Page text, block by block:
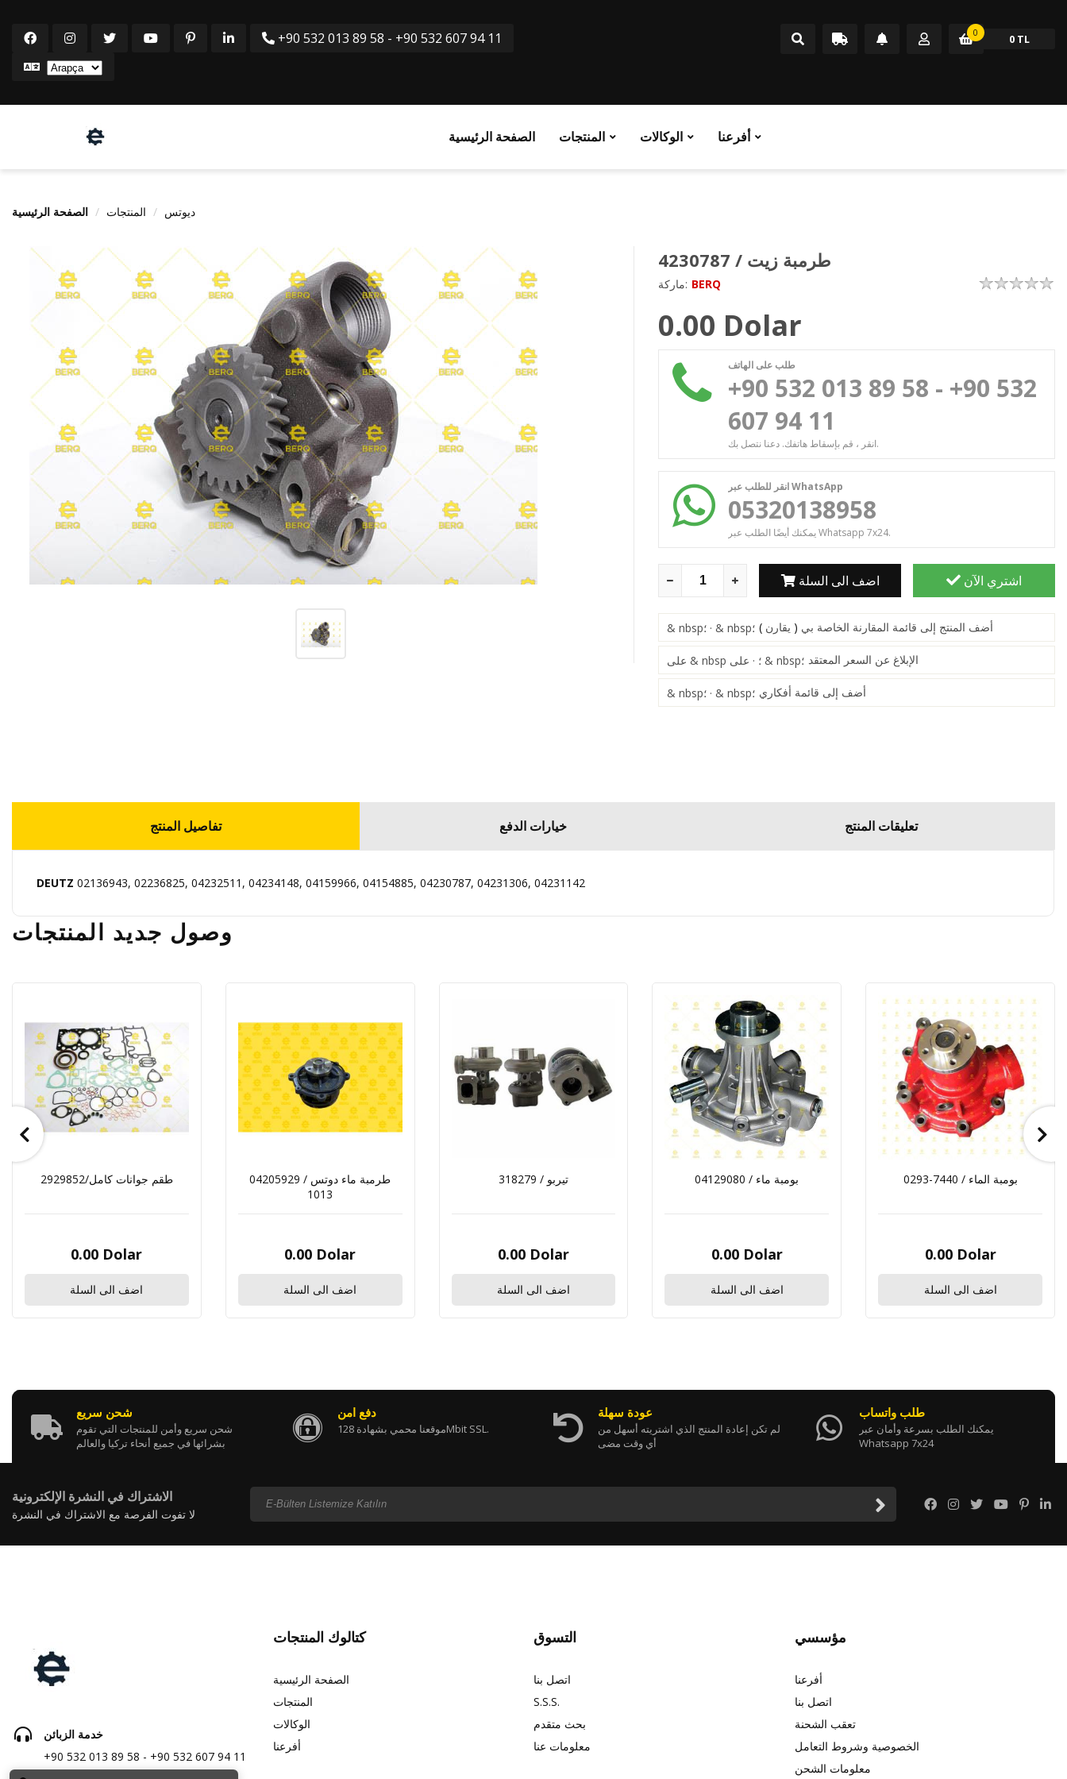
+90 532 013 89 58 - +90 532 607 94 11 0 0 TL
الصفحة الرئيسية المنتجات الوكالات أفرعنا
الصفحة الرئيسية المنتجات ديوتس
4230787 / طرمبة زيت
ماركة: BERQ
0.00 Dolar
طلب على الهاتف
+90 532 013 89 58 - +90 532
607 94 11
انقر ، قم بإسقاط هاتفك. دعنا نتصل بك.
انقر للطلب عبر WhatsApp
05320138958
يمكنك أيضًا الطلب عبر Whatsapp 7x24.
اضف الى السلة اشتري الآن
& nbsp؛ · & nbsp؛ أضف المنتج إلى قائمة المقارنة الخاصة بي ( يقارن )
على & nbsp ؛ · على & nbsp؛ الإبلاغ عن السعر المعتقد
& nbsp؛ · & nbsp؛ أضف إلى قائمة أفكاري
تفاصيل المنتج خيارات الدفع تعليقات المنتج
DEUTZ 02136943, 02236825, 04232511, 04234148, 04159966, 04154885, 04230787, 04231306, 04231142
وصول جديد المنتجات
2929852/طقم جوانات كامل
0.00 Dolar
اضف الى السلة
04205929 / طرمبة ماء دوتس
1013
0.00 Dolar
اضف الى السلة
318279 / تيربو
0.00 Dolar
اضف الى السلة
04129080 / بومبة ماء
0.00 Dolar
اضف الى السلة
0293-7440 / بومبة الماء
0.00 Dolar
اضف الى السلة
شحن سريع
شحن سريع وأمن للمنتجات التي تقوم
بشرائها في جميع أنحاء تركيا والعالم
دفع امن
موقعنا محمي بشهادة 128Mbit SSL.
عودة سهلة
لم تكن إعادة المنتج الذي اشتريته أسهل من
أي وقت مضى
طلب واتساب
يمكنك الطلب بسرعة وأمان عبر
Whatsapp 7x24
الاشتراك في النشرة الإلكترونية
لا تفوت الفرصة مع الاشتراك في النشرة
خدمة الزبائن
+90 532 013 89 58 - +90 532 607 94 11
كتالوك المنتجات
الصفحة الرئيسية
المنتجات
الوكالات
أفرعنا
التسوق
اتصل بنا
S.S.S.
بحث متقدم
معلومات عنا
مؤسسي
أفرعنا
اتصل بنا
تعقب الشحنة
الخصوصية وشروط التعامل
معلومات الشحن